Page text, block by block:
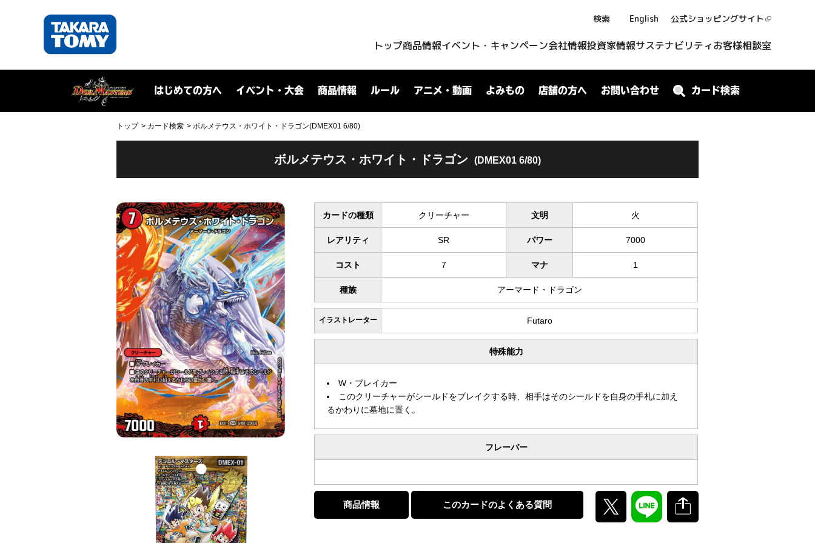
検索 English 公式ショッピングサイト
トップ商品情報イベント・キャンペーン会社情報投資家情報サステナビリティお客様相談室
はじめての方へ イベント・大会 商品情報 ルール アニメ・動画 よみもの 店舗の方へ お問い合わせ カード検索
トップ カード検索 ボルメテウス・ホワイト・ドラゴン(DMEX01 6/80)
ボルメテウス・ホワイト・ドラゴン (DMEX01 6/80)
カードの種類 クリーチャー 文明 火
レアリティ SR パワー 7000
コスト 7 マナ 1
種族 アーマード・ドラゴン
イラストレーター Futaro
特殊能力
W・ブレイカー
このクリーチャーがシールドをブレイクする時、相手はそのシールドを自身の手札に加え
るかわりに墓地に置く。
フレーバー
商品情報 このカードのよくある質問